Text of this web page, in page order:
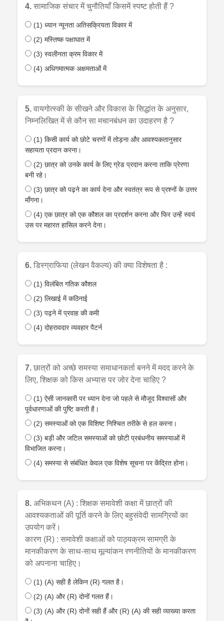
4. सामाजिक संचार में चुनौतियाँ किसमें स्पष्ट होती हैं ?
(1) ध्यान न्यूनता अतिसक्रियता विकार में
(2) मस्तिष्क पक्षाघात में
(3) स्वलीनता क्रम विकार में
(4) अधिगमात्मक अक्षमताओं में
5. वायगोत्स्की के सीखने और विकास के सिद्धांत के अनुसार,
निम्नलिखित में से कौन सा मचानबंधन का उदाहरण है ?
(1) किसी कार्य को छोटे चरणों में तोड़ना और आवश्यकतानुसार
सहायता प्रदान करना।
(2) छात्र को उनके कार्य के लिए ग्रेड प्रदान करना ताकि प्रेरणा
बनी रहे।
(3) छात्र को पढ़ने का कार्य देना और स्वतंत्र रूप से प्रश्नों के उत्तर
माँगना।
(4) एक छात्र को एक कौशल का प्रदर्शन करना और फिर उन्हें स्वयं
उस पर महारत हासिल करने देना।
6. डिस्ग्राफिया (लेखन वैकल्य) की क्या विशेषता है :
(1) विलंबित गतिक कौशल
(2) लिखाई में कठिनाई
(3) पढ़ने में प्रवाह की कमी
(4) दोहरावदार व्यवहार पैटर्न
7. छात्रों को अच्छे समस्या समाधानकर्ता बनने में मदद करने के
लिए, शिक्षक को किस अभ्यास पर जोर देना चाहिए ?
(1) ऐसी जानकारी पर ध्यान देना जो पहले से मौजूद विश्वासों और
पूर्वधारणाओं की पुष्टि करती है।
(2) समस्याओं को एक विशिष्ट निश्चित तरीके से हल करना।
(3) बड़ी और जटिल समस्याओं को छोटी प्रबंधनीय समस्याओं में
विभाजित करना।
(4) समस्या से संबंधित केवल एक विशेष सूचना पर केंद्रित होना।
8. अभिकथन (A) : शिक्षक समावेशी कक्षा में छात्रों की
आवश्यकताओं की पूर्ति करने के लिए बहुसंवेदी सामग्रियों का
उपयोग करें।
कारण (R) : समावेशी कक्षाओं को पाठ्यक्रम सामग्री के
मानकीकरण के साथ-साथ मूल्यांकन रणनीतियों के मानकीकरण
को अपनाना चाहिए।
(1) (A) सही है लेकिन (R) गलत है।
(2) (A) और (R) दोनों गलत हैं।
(3) (A) और (R) दोनों सही हैं और (R) (A) की सही व्याख्या करता